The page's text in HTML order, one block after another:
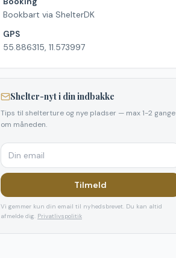
Bookbart via ShelterDK
GPS
55.886315, 11.573997
Shelter-nyt i din indbakke
Tips til shelterture og nye pladser — max 1-2 gange
om måneden.
Tilmeld
Vi gemmer kun din email til nyhedsbrevet. Du kan altid
afmelde dig. Privatlivspolitik